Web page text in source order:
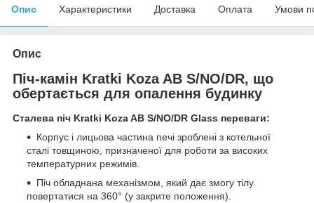
Опис Характеристики Доставка Оплата Умови
Опис
Піч-камін Kratki Koza AB S/NO/DR, що
обертається для опалення будинку
Сталева піч Kratki Koza AB S/NO/DR Glass переваги:
Корпус і лицьова частина печі зроблені з котельної
сталі товщиною, призначеної для роботи за високих
температурних режимів.
Піч обладнана механізмом, який дає змогу тілу
повертатися на 360° (у закрите положення).